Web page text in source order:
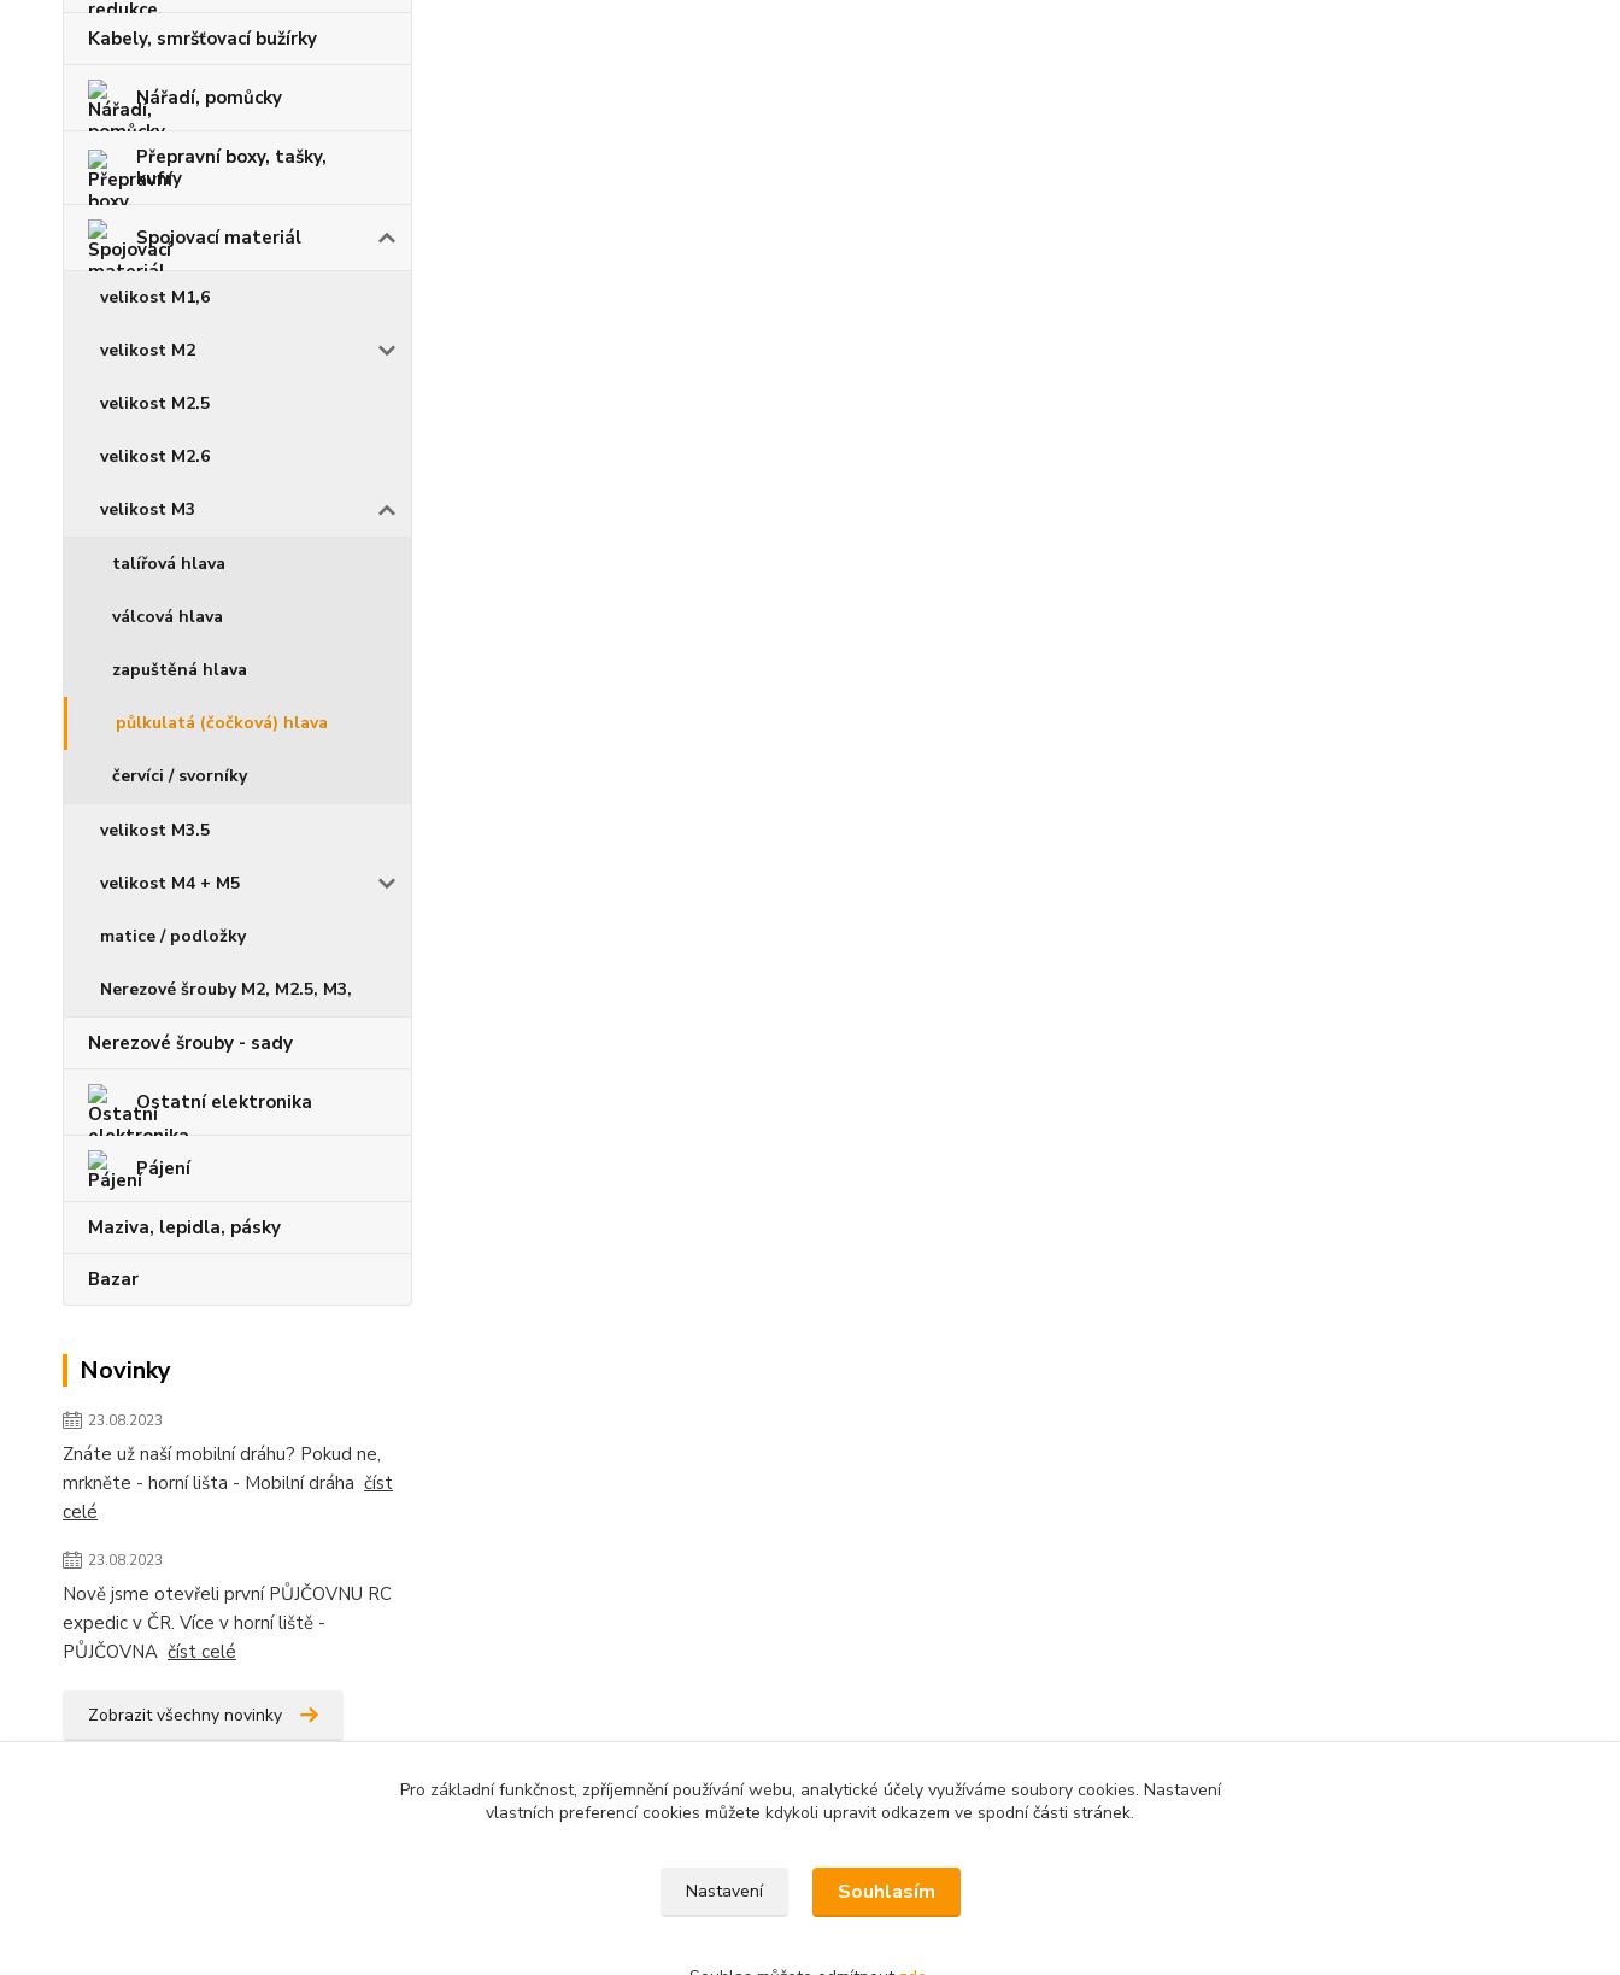
Kabely, smršťovací bužírky
Nářadí, pomůcky
Přepravní boxy, tašky,
kufry
Spojovací materiál
velikost M1,6
velikost M2
velikost M2.5
velikost M2.6
velikost M3
talířová hlava
válcová hlava
zapuštěná hlava
půlkulatá (čočková) hlava
červíci / svorníky
velikost M3.5
velikost M4 + M5
matice / podložky
Nerezové šrouby M2, M2.5, M3,
Nerezové šrouby - sady
Ostatní elektronika
Pájení
Maziva, lepidla, pásky
Bazar
Novinky
23.08.2023
Znáte už naší mobilní dráhu? Pokud ne,
mrkněte - horní lišta - Mobilní dráha číst
celé
23.08.2023
Nově jsme otevřeli první PŮJČOVNU RC
expedic v ČR. Více v horní liště -
PŮJČOVNA číst celé
Zobrazit všechny novinky
Pro základní funkčnost, zpříjemnění používání webu, analytické účely využíváme soubory cookies. Nastavení
vlastních preferencí cookies můžete kdykoli upravit odkazem ve spodní části stránek.
Nastavení Souhlasím